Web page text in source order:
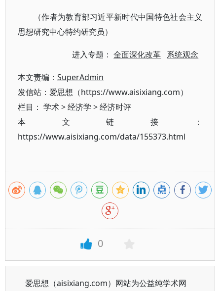
（作者为教育部习近平新时代中国特色社会主义
思想研究中心特约研究员）
进入专题：全面深化改革 系统观念
本文责编： SuperAdmin
发信站：爱思想（https://www.aisixiang.com）
栏目： 学术>经济学 >经济时评
本文链接：
https://www.aisixiang.com/data/155373.html
0
爱思想（aisixiang.com）网站为公益纯学术网